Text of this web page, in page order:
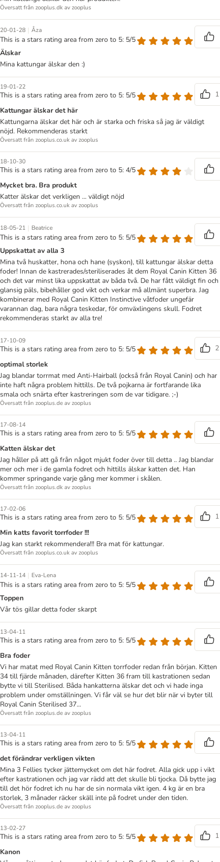
Översatt från zooplus.dk av zooplus
20-01-28 | Åza
This is a stars rating area from zero to 5: 5/5
Älskar
Mina kattungar älskar den :)
19-01-22
This is a stars rating area from zero to 5: 5/5
1
Kattungar älskar det här
Kattungarna älskar det här och är starka och friska så jag är väldigt
nöjd. Rekommenderas starkt
Översatt från zooplus.co.uk av zooplus
18-10-30
This is a stars rating area from zero to 5: 4/5
Mycket bra. Bra produkt
Katter älskar det verkligen ... väldigt nöjd
Översatt från zooplus.co.uk av zooplus
18-05-21 | Beatrice
This is a stars rating area from zero to 5: 5/5
Uppskattat av alla 3
Mina två huskatter, hona och hane (syskon), till kattungar älskar detta
foder! Innan de kastrerades/steriliserades åt dem Royal Canin Kitten 36
och det var minst lika uppskattat av båda två. De har fått väldigt fin och
glansig päls, bibehåller god vikt och verkar må allmänt superbra. Jag
kombinerar med Royal Canin Kitten Instinctive våtfoder ungefär
varannan dag, bara några teskedar, för omväxlingens skull. Fodret
rekommenderas starkt av alla tre!
17-10-09
This is a stars rating area from zero to 5: 5/5
2
optimal storlek
Jag blandar torrmat med Anti-Hairball (också från Royal Canin) och har
inte haft några problem hittills. De två pojkarna är fortfarande lika
smala och snärta efter kastreringen som de var tidigare. ;-)
Översatt från zooplus.de av zooplus
17-08-14
This is a stars rating area from zero to 5: 5/5
Katten älskar det
Jag håller på att gå från något mjukt foder över till detta .. Jag blandar
mer och mer i de gamla fodret och hittills älskar katten det. Han
kommer springande varje gång mer kommer i skålen.
Översatt från zooplus.dk av zooplus
17-02-06
This is a stars rating area from zero to 5: 5/5
1
Min katts favorit torrfoder !!!
Jag kan starkt rekommendera!!! Bra mat för kattungar.
Översatt från zooplus.co.uk av zooplus
14-11-14 | Eva-Lena
This is a stars rating area from zero to 5: 5/5
Toppen
Vår tös gillar detta foder skarpt
13-04-11
This is a stars rating area from zero to 5: 5/5
Bra foder
Vi har matat med Royal Canin Kitten torrfoder redan från början. Kitten
34 till fjärde månaden, därefter Kitten 36 fram till kastrationen sedan
bytte vi till Sterilised. Båda hankatterna älskar det och vi hade inga
problem under omställningen. Vi får väl se hur det blir när vi byter till
Royal Canin Sterilised 37...
Översatt från zooplus.de av zooplus
13-04-11
This is a stars rating area from zero to 5: 5/5
det förändrar verkligen vikten
Mina 3 Fellies tycker jättemycket om det här fodret. Alla gick upp i vikt
efter kastrationen och jag var rädd att det skulle bli tjocka. Då bytte jag
till det hör fodret ich nu har de sin normala vikt igen. 4 kg är en bra
storlek, 3 månader räcker skäll inte på fodret under den tiden.
Översatt från zooplus.de av zooplus
13-02-27
This is a stars rating area from zero to 5: 5/5
1
Kanon